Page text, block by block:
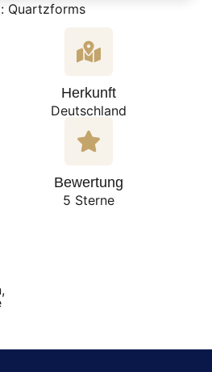
Quartzforms
Herkunft
Deutschland
Bewertung
5 Sterne